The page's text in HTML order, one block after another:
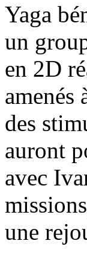
Yaga
un
en 2D
amenés
des
auront
avec
une